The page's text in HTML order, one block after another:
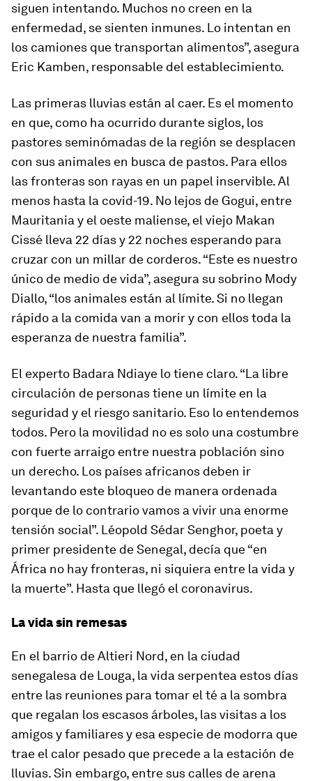
siguen intentando. Muchos no creen en la
enfermedad, se sienten inmunes. Lo intentan en
los camiones que transportan alimentos”, asegura
Eric Kamben, responsable del establecimiento.
Las primeras lluvias están al caer. Es el momento
en que, como ha ocurrido durante siglos, los
pastores seminómadas de la región se desplacen
con sus animales en busca de pastos. Para ellos
las fronteras son rayas en un papel inservible. Al
menos hasta la covid-19. No lejos de Gogui, entre
Mauritania y el oeste maliense, el viejo Makan
Cissé lleva 22 días y 22 noches esperando para
cruzar con un millar de corderos. “Este es nuestro
único de medio de vida”, asegura su sobrino Mody
Diallo, “los animales están al límite. Si no llegan
rápido a la comida van a morir y con ellos toda la
esperanza de nuestra familia”.
El experto Badara Ndiaye lo tiene claro. “La libre
circulación de personas tiene un límite en la
seguridad y el riesgo sanitario. Eso lo entendemos
todos. Pero la movilidad no es solo una costumbre
con fuerte arraigo entre nuestra población sino
un derecho. Los países africanos deben ir
levantando este bloqueo de manera ordenada
porque de lo contrario vamos a vivir una enorme
tensión social”. Léopold Sédar Senghor, poeta y
primer presidente de Senegal, decía que “en
África no hay fronteras, ni siquiera entre la vida y
la muerte”. Hasta que llegó el coronavirus.
La vida sin remesas
En el barrio de Altieri Nord, en la ciudad
senegalesa de Louga, la vida serpentea estos días
entre las reuniones para tomar el té a la sombra
que regalan los escasos árboles, las visitas a los
amigos y familiares y esa especie de modorra que
trae el calor pesado que precede a la estación de
lluvias. Sin embargo, entre sus calles de arena